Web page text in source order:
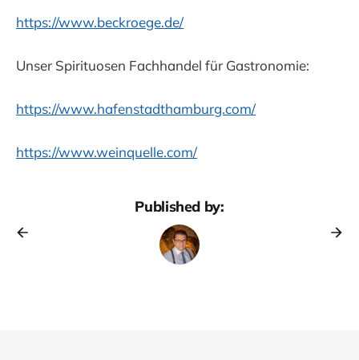
https://www.beckroege.de/
Unser Spirituosen Fachhandel für Gastronomie:
https://www.hafenstadthamburg.com/
https://www.weinquelle.com/
Published by: